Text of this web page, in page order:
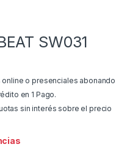
SW031
o presenciales abonando
en 1 Pago.
sin interés sobre el precio